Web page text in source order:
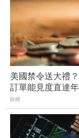
美國禁令送大禮
訂單能見度直達
財經